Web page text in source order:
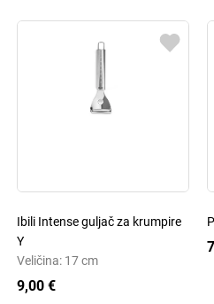
Ibili Intense guljač za krumpire
Y
Veličina: 17 cm
9,00 €